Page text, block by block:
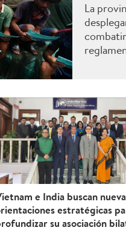
La
reforzar
e India buscan
estratégicas
su asociación